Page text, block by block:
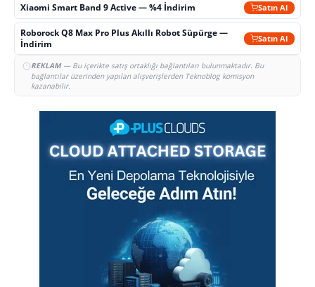
Xiaomi Smart Band 9 Active — %4 İndirim Satın Al
Roborock Q8 Max Pro Plus Akıllı Robot Süpürge —
İndirim
Satın Al
REKLAM— Bu içerikte satış ortaklığı bağlantıları bulunmaktadır. Bu
bağlantılar üzerinden yapılan alışverişlerden Teknoblog komisyon
kazanabilir.